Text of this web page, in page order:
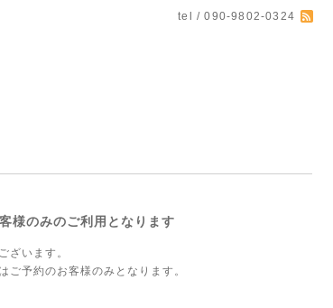
tel / 090-9802-0324
様のみのご利用となります
ざいます。
予約のお客様のみとなります。